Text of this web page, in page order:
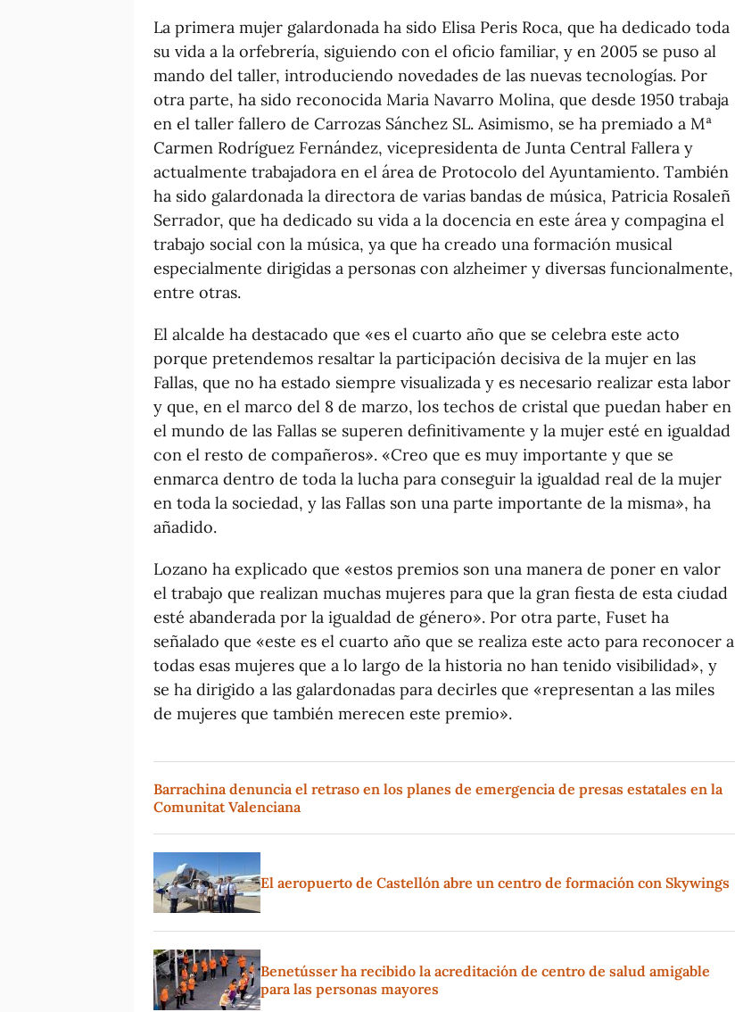
La primera mujer galardonada ha sido Elisa Peris Roca, que ha dedicado toda
su vida a la orfebrería, siguiendo con el oficio familiar, y en 2005 se puso al
mando del taller, introduciendo novedades de las nuevas tecnologías. Por
otra parte, ha sido reconocida Maria Navarro Molina, que desde 1950 trabaja
en el taller fallero de Carrozas Sánchez SL. Asimismo, se ha premiado a Mª
Carmen Rodríguez Fernández, vicepresidenta de Junta Central Fallera y
actualmente trabajadora en el área de Protocolo del Ayuntamiento. También
ha sido galardonada la directora de varias bandas de música, Patricia Rosaleñ
Serrador, que ha dedicado su vida a la docencia en este área y compagina el
trabajo social con la música, ya que ha creado una formación musical
especialmente dirigidas a personas con alzheimer y diversas funcionalmente,
entre otras.
El alcalde ha destacado que «es el cuarto año que se celebra este acto
porque pretendemos resaltar la participación decisiva de la mujer en las
Fallas, que no ha estado siempre visualizada y es necesario realizar esta labor
y que, en el marco del 8 de marzo, los techos de cristal que puedan haber en
el mundo de las Fallas se superen definitivamente y la mujer esté en igualdad
con el resto de compañeros». «Creo que es muy importante y que se
enmarca dentro de toda la lucha para conseguir la igualdad real de la mujer
en toda la sociedad, y las Fallas son una parte importante de la misma», ha
añadido.
Lozano ha explicado que «estos premios son una manera de poner en valor
el trabajo que realizan muchas mujeres para que la gran fiesta de esta ciudad
esté abanderada por la igualdad de género». Por otra parte, Fuset ha
señalado que «este es el cuarto año que se realiza este acto para reconocer a
todas esas mujeres que a lo largo de la historia no han tenido visibilidad», y
se ha dirigido a las galardonadas para decirles que «representan a las miles
de mujeres que también merecen este premio».
Barrachina denuncia el retraso en los planes de emergencia de presas estatales en la
Comunitat Valenciana
El aeropuerto de Castellón abre un centro de formación con Skywings
Benetússer ha recibido la acreditación de centro de salud amigable
para las personas mayores